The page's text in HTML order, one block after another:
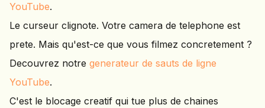
YouTube.
Le curseur clignote. Votre camera de telephone est
prete. Mais qu'est-ce que vous filmez concretement ?
Decouvrez notre generateur de sauts de ligne
YouTube.
C'est le blocage creatif qui tue plus de chaines